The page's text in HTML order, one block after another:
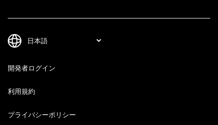
開発者ログイン
利用規約
プライバシーポリシー